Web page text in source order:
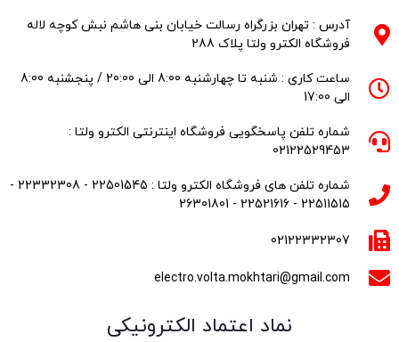
آدرس : تهران بزرگراه رسالت خیابان بنی هاشم نبش کوچه لاله
فروشگاه الکترو ولتا پلاک 288
ساعت کاری : شنبه تا چهارشنبه 8:00 الی 20:00 / پنجشنبه 8:00
الی 17:00
شماره تلفن پاسخگویی فروشگاه اینترنتی الکترو ولتا :
02122529453
شماره تلفن های فروشگاه الکترو ولتا : 22501545 - 22332308 -
22511515 - 22521616 - 26301801
02122332307
electro.volta.mokhtari@gmail.com
نماد اعتماد الکترونیکی